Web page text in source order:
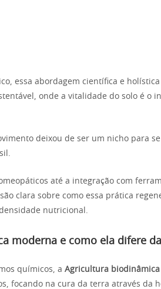
essa abordagem científica e
onde a vitalidade do solo é o
deixou de ser um nicho para
até a integração com
clara sobre como essa prática
nutricional.
moderna e como ela difere
químicos, a Agricultura
focando na cura da terra através da